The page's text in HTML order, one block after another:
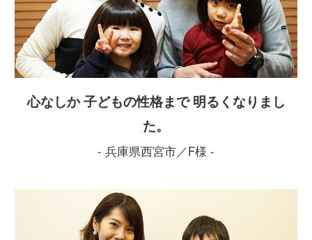
心なしか 子どもの性格まで 明るくなりまし
た。
- 兵庫県西宮市／F様 -